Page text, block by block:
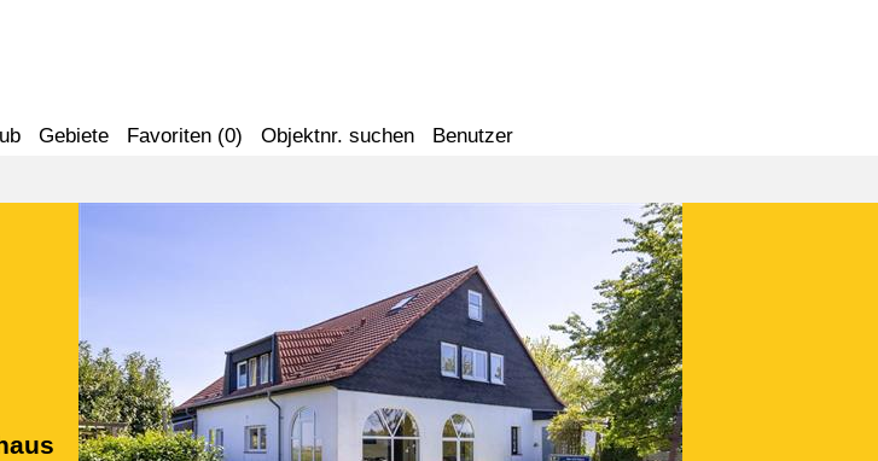
Gebiete Favoriten (0) Objektnr. suchen Benutzer